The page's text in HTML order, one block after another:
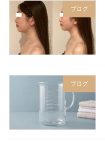
ブログ
ブログ